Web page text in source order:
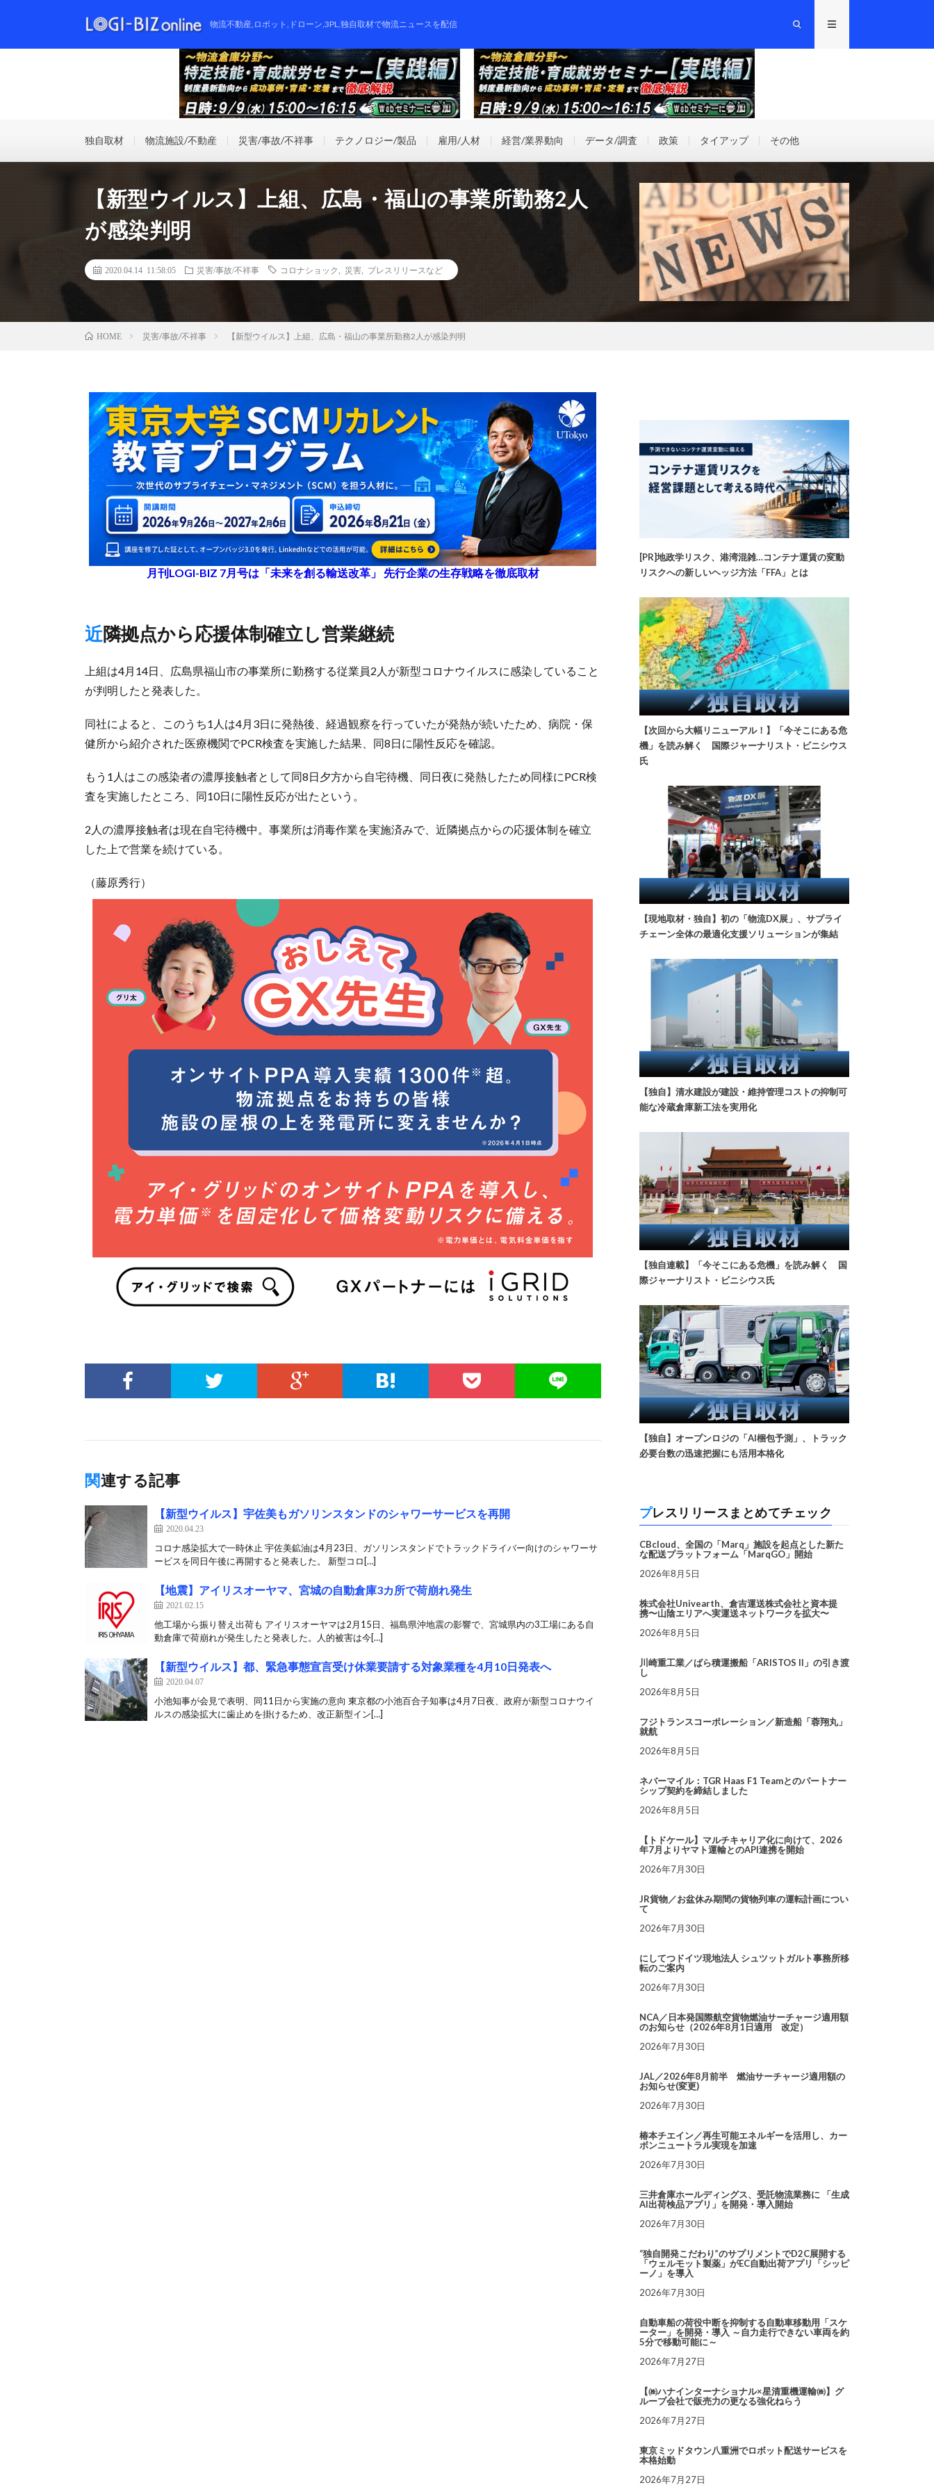
物流不動産,ロボット,ドローン,3PL,独自取材で物流ニュースを配信
独自取材 物流施設/不動産 災害/事故/不祥事 テクノロジー/製品 雇用/人材 経営/業界動向 データ/調査 政策 タイアップ その他
【新型ウイルス】上組、広島・福山の事業所勤務2人
が感染判明
2020.04.14 11:58:05 災害/事故/不祥事 コロナショック 災害 プレスリリースなど
HOME 災害/事故/不祥事 【新型ウイルス】上組、広島・福山の事業所勤務2人が感染判明
月刊LOGI-BIZ 7月号は「未来を創る輸送改革」 先行企業の生存戦略を徹底取材
近隣拠点から応援体制確立し営業継続
上組は4月14日、広島県福山市の事業所に勤務する従業員2人が新型コロナウイルスに感染していること
が判明したと発表した。
同社によると、このうち1人は4月3日に発熱後、経過観察を行っていたが発熱が続いたため、病院・保
健所から紹介された医療機関でPCR検査を実施した結果、同8日に陽性反応を確認。
もう1人はこの感染者の濃厚接触者として同8日夕方から自宅待機、同日夜に発熱したため同様にPCR検
査を実施したところ、同10日に陽性反応が出たという。
2人の濃厚接触者は現在自宅待機中。事業所は消毒作業を実施済みで、近隣拠点からの応援体制を確立
した上で営業を続けている。
（藤原秀行）
関連する記事
【新型ウイルス】宇佐美もガソリンスタンドのシャワーサービスを再開
2020.04.23
コロナ感染拡大で一時休止 宇佐美鉱油は4月23日、ガソリンスタンドでトラックドライバー向けのシャワーサ
ービスを同日午後に再開すると発表した。 新型コロ[…]
【地震】アイリスオーヤマ、宮城の自動倉庫3カ所で荷崩れ発生
2021.02.15
他工場から振り替え出荷も アイリスオーヤマは2月15日、福島県沖地震の影響で、宮城県内の3工場にある自
動倉庫で荷崩れが発生したと発表した。人的被害は今[…]
【新型ウイルス】都、緊急事態宣言受け休業要請する対象業種を4月10日発表へ
2020.04.07
小池知事が会見で表明、同11日から実施の意向 東京都の小池百合子知事は4月7日夜、政府が新型コロナウイ
ルスの感染拡大に歯止めを掛けるため、改正新型イン[…]
[PR]地政学リスク、港湾混雑…コンテナ運賃の変動
リスクへの新しいヘッジ方法「FFA」とは
【次回から大幅リニューアル！】「今そこにある危
機」を読み解く 国際ジャーナリスト・ビニシウス
氏
【現地取材・独自】初の「物流DX展」、サプライ
チェーン全体の最適化支援ソリューションが集結
【独自】清水建設が建設・維持管理コストの抑制可
能な冷蔵倉庫新工法を実用化
【独自連載】「今そこにある危機」を読み解く 国
際ジャーナリスト・ビニシウス氏
【独自】オープンロジの「AI梱包予測」、トラック
必要台数の迅速把握にも活用本格化
プレスリリースまとめてチェック
CBcloud、全国の「Marq」施設を起点とした新た
な配送プラットフォーム「MarqGO」開始
2026年8月5日
株式会社Univearth、倉吉運送株式会社と資本提
携〜山陰エリアへ実運送ネットワークを拡大〜
2026年8月5日
川崎重工業／ばら積運搬船「ARISTOS II」の引き渡
し
2026年8月5日
フジトランスコーポレーション／新造船「蓉翔丸」
就航
2026年8月5日
ネバーマイル：TGR Haas F1 Teamとのパートナー
シップ契約を締結しました
2026年8月5日
【トドケール】マルチキャリア化に向けて、2026
年7月よりヤマト運輸とのAPI連携を開始
2026年7月30日
JR貨物／お盆休み期間の貨物列車の運転計画につい
て
2026年7月30日
にしてつドイツ現地法人 シュツットガルト事務所移
転のご案内
2026年7月30日
NCA／日本発国際航空貨物燃油サーチャージ適用額
のお知らせ（2026年8月1日適用 改定）
2026年7月30日
JAL／2026年8月前半 燃油サーチャージ適用額の
お知らせ(変更)
2026年7月30日
椿本チエイン／再生可能エネルギーを活用し、カー
ボンニュートラル実現を加速
2026年7月30日
三井倉庫ホールディングス、受託物流業務に 「生成
AI出荷検品アプリ」を開発・導入開始
2026年7月30日
“独自開発こだわり”のサプリメントでD2C展開する
「ウェルモット製薬」がEC自動出荷アプリ「シッピ
ーノ」を導入
2026年7月30日
自動車船の荷役中断を抑制する自動車移動用「スケ
ーター」を開発・導入 ～自力走行できない車両を約
5分で移動可能に～
2026年7月27日
【㈱ハナインターナショナル×星清重機運輸㈱】グ
ループ会社で販売力の更なる強化ねらう
2026年7月27日
東京ミッドタウン八重洲でロボット配送サービスを
本格始動
2026年7月27日